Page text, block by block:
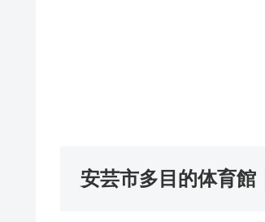
安芸市多目的体育館